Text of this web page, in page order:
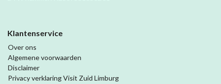
Klantenservice
Over ons
Algemene voorwaarden
Disclaimer
Privacy verklaring Visit Zuid Limburg